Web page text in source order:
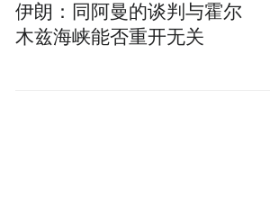
伊朗：同阿曼的谈判与霍尔
木兹海峡能否重开无关